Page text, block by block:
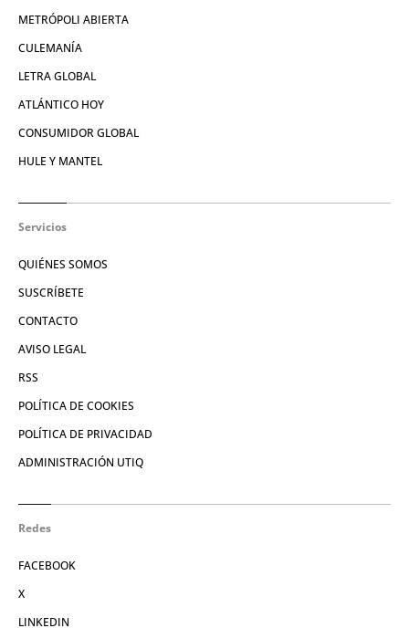
METRÓPOLI ABIERTA
CULEMANÍA
LETRA GLOBAL
ATLÁNTICO HOY
CONSUMIDOR GLOBAL
HULE Y MANTEL
Servicios
QUIÉNES SOMOS
SUSCRÍBETE
CONTACTO
AVISO LEGAL
RSS
POLÍTICA DE COOKIES
POLÍTICA DE PRIVACIDAD
ADMINISTRACIÓN UTIQ
Redes
FACEBOOK
X
LINKEDIN